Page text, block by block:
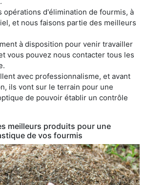
opérations d'élimination de fourmis, à
et nous faisons partie des meilleurs
à disposition pour venir travailler
vous pouvez nous contacter tous les
avec professionnalisme, et avant
ils vont sur le terrain pour une
de pouvoir établir un contrôle
meilleurs produits pour une
de vos fourmis